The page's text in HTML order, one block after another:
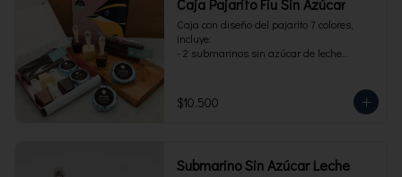
Caja Pajarito Fiu Sin Azúcar
Caja con diseño del pajarito 7 colores,
incluye:
- 2 submarinos sin azúcar de leche
$10.500
Submarino Sin Azúcar Leche